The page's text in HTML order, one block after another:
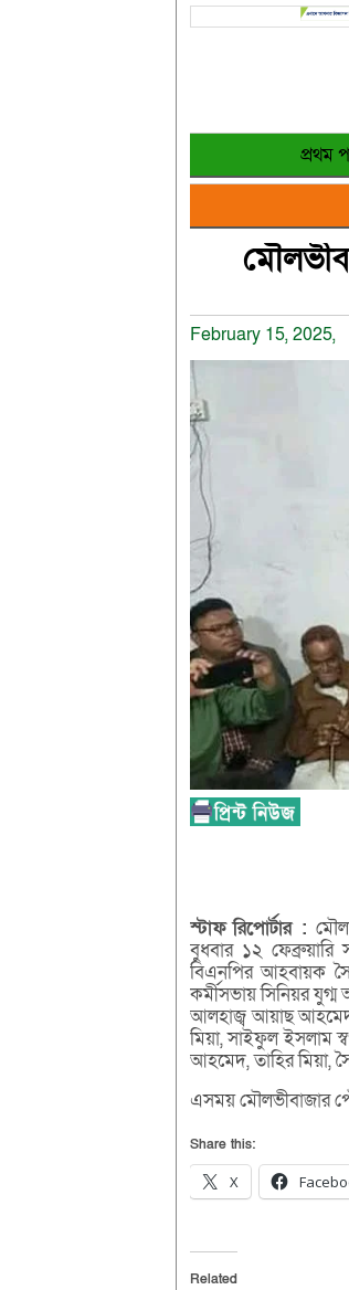
প্রথম
February 15, 2025,
স্টাফ রিপোর্টার:
বুধবার ১২ ফেব্রুয়ারি
বিএনপির আহবায়ক
কর্মীসভায় সিনিয়র
আলহাজ্ব আয়াছ
মিয়া, সাইফুল ইসলাম
আহমেদ, তাহির মিয়া,
এসময় মৌলভীবাজার
Share this:
X
Related